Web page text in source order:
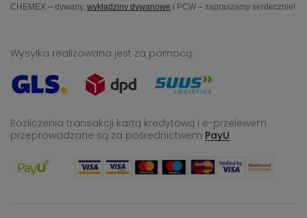
CHEMEX – dywany, wykładziny dywanowe i PCW – zapraszamy serdecznie!
Wysyłka realizowana jest za pomocą:
Rozliczenia transakcji kartą kredytową i e-przelewem
przeprowadzane są za pośrednictwem PayU